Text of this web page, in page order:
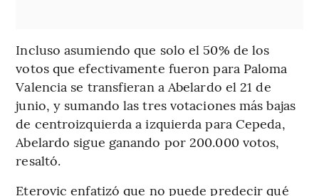
Incluso asumiendo que solo el 50% de los
votos que efectivamente fueron para Paloma
Valencia se transfieran a Abelardo el 21 de
junio, y sumando las tres votaciones más bajas
de centroizquierda a izquierda para Cepeda,
Abelardo sigue ganando por 200.000 votos,
resaltó.
Eterovic enfatizó que no puede predecir qué